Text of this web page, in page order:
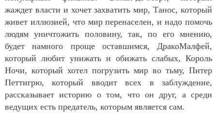
жаждет власти и хочет захватить мир, Танос, который
живет иллюзией, что мир перенаселен, и надо помочь
людям уничтожить половину, так, по его мнению,
будет намного проще оставшимся, ДракоМалфей,
который любит унижать и обижать слабых, Король
Ночи, который хотел погрузить мир во тьму, Питер
Петтигрю, который вводит всех в заблуждение,
рассказывает историю о том, что он друг, а среди
ведущих есть предатель, которым является сам.